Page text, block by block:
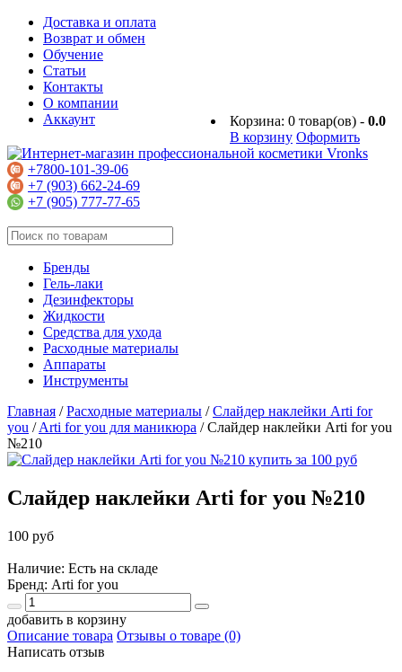
Доставка и оплата
Возврат и обмен
Обучение
Статьи
Контакты
О компании
Корзина: 0 товар(ов) - 0.0
В корзину Оформить
Аккаунт
+7800-101-39-06
+7 (903) 662-24-69
+7 (905) 777-77-65
Бренды
Гель-лаки
Дезинфекторы
Жидкости
Средства для ухода
Расходные материалы
Аппараты
Инструменты
Главная /Расходные материалы /Слайдер наклейки Arti for
you /Arti for you для маникюра /Слайдер наклейки Arti for you
№210
Слайдер наклейки Arti for you №210
100 руб
Наличие: Есть на складе
Бренд: Arti for you
добавить в корзину
Описание товара Отзывы о товаре (0)
Написать отзыв